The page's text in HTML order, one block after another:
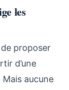
les
proposer
d’une
aucune